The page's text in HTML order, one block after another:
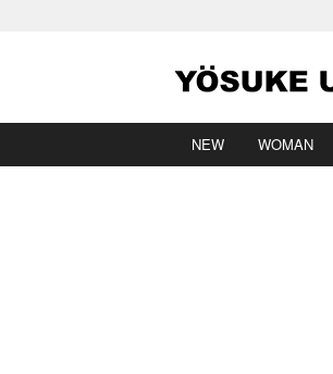
NEW WOMAN